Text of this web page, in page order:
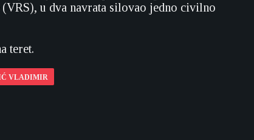
u dva navrata silovao jedno civilno
teret.
VLADIMIR